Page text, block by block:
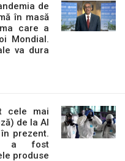
de
în masă
care a
Mondial.
va dura
cele mai
de la Al
prezent.
a fost
produse